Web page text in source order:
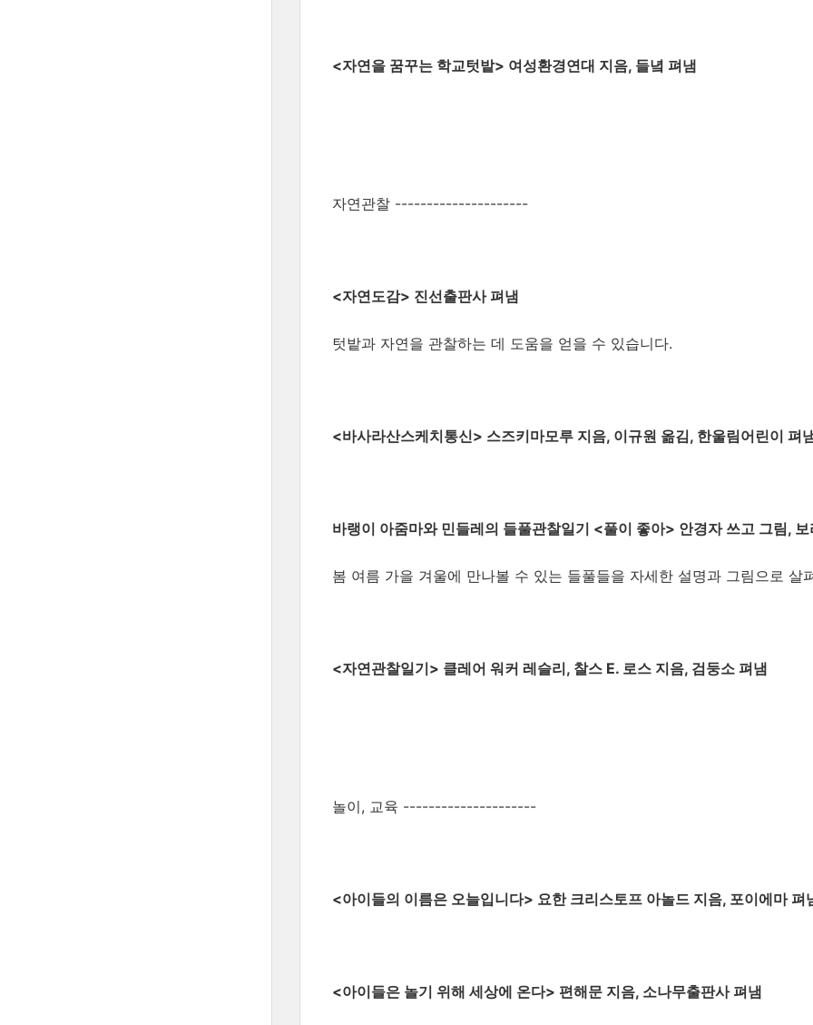
<자연을 꿈꾸는 학교텃밭> 여성환경연대 지음, 들녘 펴냄
자연관찰 ---------------------
<자연도감> 진선출판사 펴냄
텃밭과 자연을 관찰하는 데 도움을 얻을 수 있습니다.
<바사라산스케치통신> 스즈키마모루 지음, 이규원 옮김, 한울림어린이 펴
바랭이 아줌마와 민들레의 들풀관찰일기 <풀이 좋아> 안경자 쓰고 그림,
봄 여름 가을 겨울에 만나볼 수 있는 들풀들을 자세한 설명과 그림으로 살
<자연관찰일기> 클레어 워커 레슬리, 찰스 E. 로스 지음, 검둥소 펴냄
놀이, 교육 ---------------------
<아이들의 이름은 오늘입니다> 요한 크리스토프 아놀드 지음, 포이에마 펴
<아이들은 놀기 위해 세상에 온다> 편해문 지음, 소나무출판사 펴냄